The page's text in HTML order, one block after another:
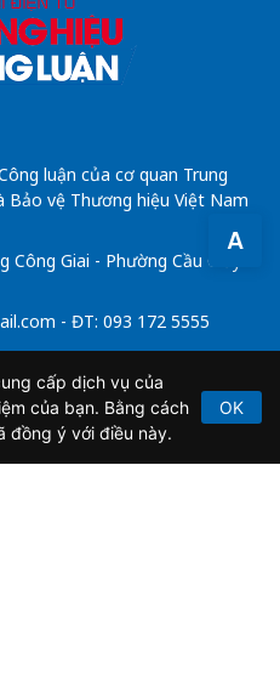
A
luận của cơ quan Trung
Bảo vệ Thương hiệu Việt Nam
Giai - Phường Cầu Giấy -
- ĐT: 093 172 5555
tử số 64/GP-BTTTT do Bộ
21/2/2020.
cấp dịch vụ của
của bạn. Bằng cách
đồng ý với điều này.
OK